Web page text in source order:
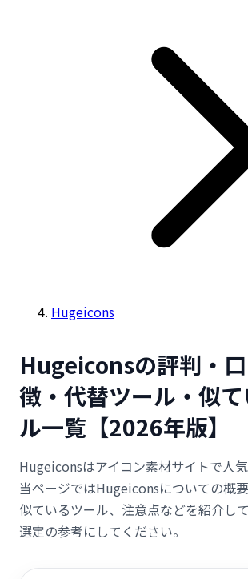
Hugeicons
Hugeiconsの評判・
徴・代替ツール・似
ル一覧【2026年版】
Hugeiconsはアイコン素材サイトで人気
当ページではHugeiconsについての概要
似ているツール、注意点などを紹介し
選定の参考にしてください。